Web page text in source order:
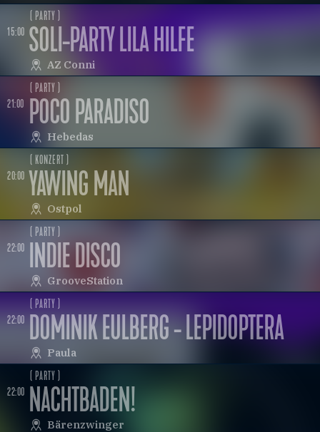
15:00
( PARTY )
SOLI-PARTY LILA HILFE
AZ Conni
21:00
( PARTY )
POCO PARADISO
Hebedas
20:00
( KONZERT )
YAWING MAN
Ostpol
22:00
( PARTY )
INDIE DISCO
GrooveStation
22:00
( PARTY )
DOMINIK EULBERG - LEPIDOPTERA
Paula
22:00
( PARTY )
NACHTBADEN!
Bärenzwinger